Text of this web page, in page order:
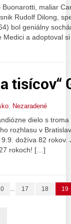
maliar
Rudolf Dilong,
bol geniálny
Medici a adoptoval
tisícov“
, Nezaradené
dielo s
rozhlasu v
dožíva 82 rokov.
rokoch! […]
... 17 18 19